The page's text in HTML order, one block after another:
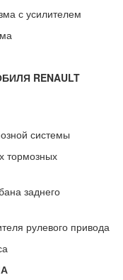
с усилителем
RENAULT
системы
тормозных
заднего
рулевого привода